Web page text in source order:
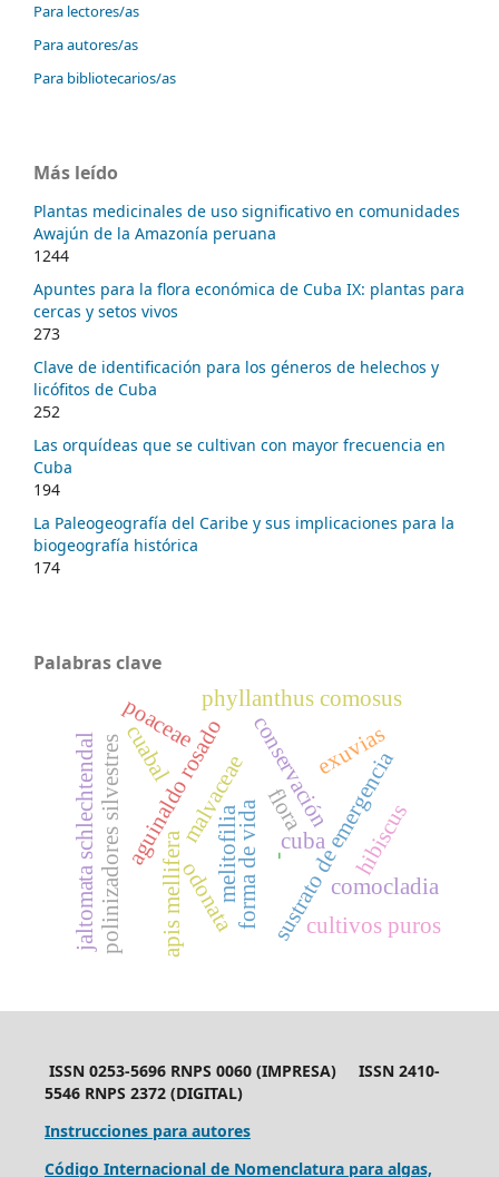
Para lectores/as
Para autores/as
Para bibliotecarios/as
Más leído
Plantas medicinales de uso significativo en comunidades
Awajún de la Amazonía peruana
1244
Apuntes para la flora económica de Cuba IX: plantas para
cercas y setos vivos
273
Clave de identificación para los géneros de helechos y
licófitos de Cuba
252
Las orquídeas que se cultivan con mayor frecuencia en
Cuba
194
La Paleogeografía del Caribe y sus implicaciones para la
biogeografía histórica
174
Palabras clave
aguinaldo rosado
apis mellifera melitofilia
polinizadores silvestres cuba
exuvias
odonata sustrato de emergencia
conservación
forma de vida
phyllanthus comosus
comocladia
hibiscus
malvaceae flora
cuabal
poaceae
jaltomata schlechtendal cultivos puros
ISSN 0253-5696 RNPS 0060 (IMPRESA) ISSN 2410-
5546 RNPS 2372 (DIGITAL)
Instrucciones para autores
Código Internacional de Nomenclatura para algas,